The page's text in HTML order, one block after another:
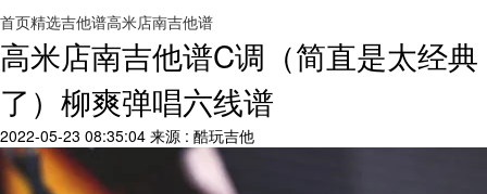
首页精选吉他谱高米店南吉他谱
高米店南吉他谱C调（简直是太经典
了）柳爽弹唱六线谱
2022-05-23 08:35:04 来源 : 酷玩吉他